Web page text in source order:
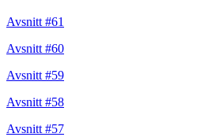
Avsnitt #61
Avsnitt #60
Avsnitt #59
Avsnitt #58
Avsnitt #57